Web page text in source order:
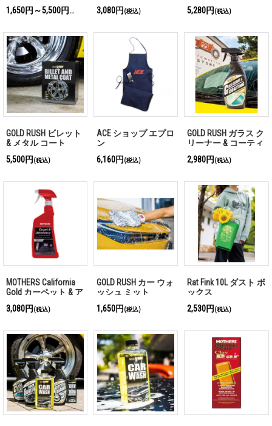
1,650円～5,500円
(税込)
3,080円 (税込) 5,280円 (税込)
GOLD RUSH ビレット
& メタル コート
5,500円 (税込)
ACE ショップ エプロ
ン
6,160円 (税込)
GOLD RUSH ガラス ク
リーナー & コーティ
2,980円 (税込)
MOTHERS California
Gold カーペット & ア
ポストリー クリーナ
ー
3,080円 (税込)
GOLD RUSH カー ウォ
ッシュ ミット
1,650円 (税込)
Rat Fink 10L ダスト ボ
ックス
2,530円 (税込)